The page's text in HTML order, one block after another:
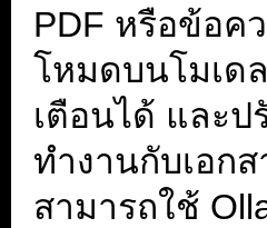
PDF หรือข้อค
โหมดบนโมเด
เตือนได้ และป
ทำงานกับเอก
สามารถใช้